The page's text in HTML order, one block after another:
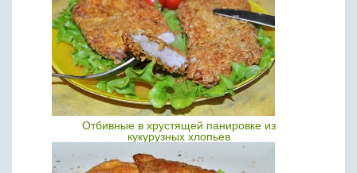
Отбивные в хрустящей панировке из
кукурузных хлопьев